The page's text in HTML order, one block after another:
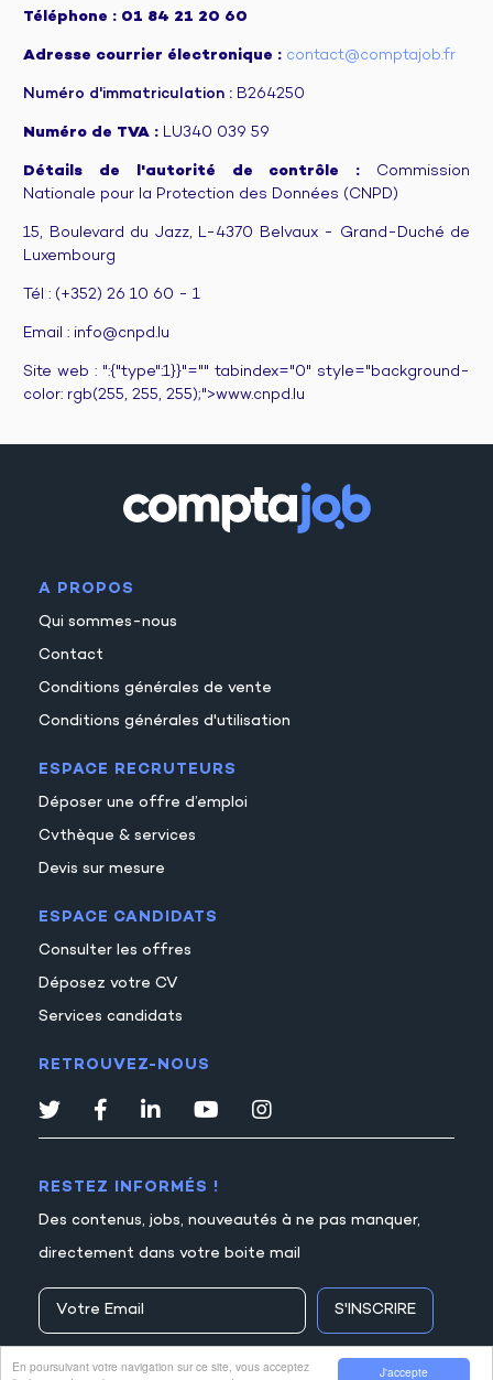
J'accepte
En poursuivant votre navigation sur ce site, vous acceptez
Téléphone : 01 84 21 20 60
Adresse courrier électronique : contact@comptajob.fr
Numéro d'immatriculation : B264250
Numéro de TVA : LU340 039 59
Détails de l'autorité de contrôle : Commission
Nationale pour la Protection des Données (CNPD)
15, Boulevard du Jazz, L-4370 Belvaux - Grand-Duché de
Luxembourg
Tél : (+352) 26 10 60 - 1
Email : info@cnpd.lu
Site web : ":{"type":1}}"="" tabindex="0" style="background-
color: rgb(255, 255, 255);">www.cnpd.lu
A PROPOS
Qui sommes-nous
Contact
Conditions générales de vente
Conditions générales d'utilisation
ESPACE RECRUTEURS
Déposer une offre d’emploi
Cvthèque & services
Devis sur mesure
ESPACE CANDIDATS
Consulter les offres
Déposez votre CV
Services candidats
RETROUVEZ-NOUS
RESTEZ INFORMÉS !
Des contenus, jobs, nouveautés à ne pas manquer,
directement dans votre boite mail
S'INSCRIRE